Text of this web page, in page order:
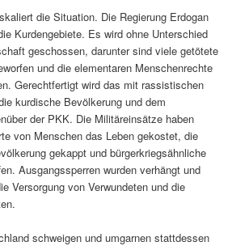
die Situation. Die Regierung Erdogan
Kurdengebiete. Es wird ohne Unterschied
geschossen, darunter sind viele getötete
und die elementaren Menschenrechte
Gerechtfertigt wird das mit rassistischen
kurdische Bevölkerung und dem
der PKK. Die Militäreinsätze haben
von Menschen das Leben gekostet, die
gekappt und bürgerkriegsähnliche
Ausgangssperren wurden verhängt und
Versorgung von Verwundeten und die
schweigen und umgarnen stattdessen